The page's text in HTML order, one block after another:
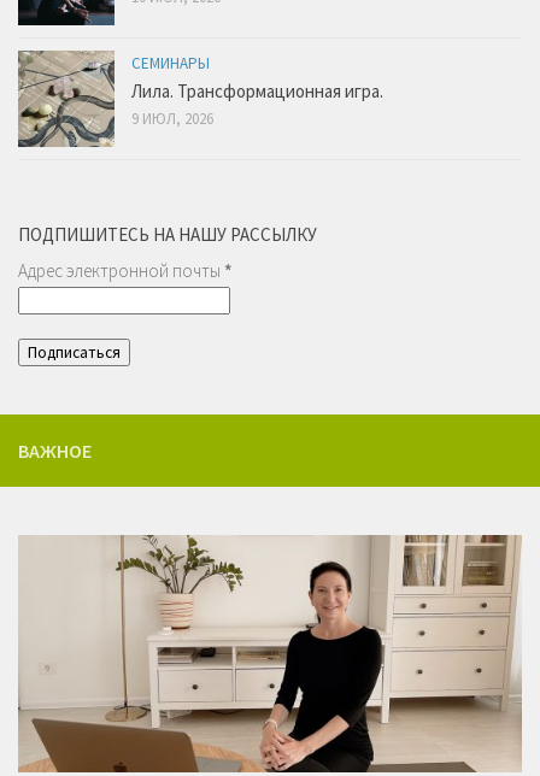
СЕМИНАРЫ
Лила. Трансформационная игра.
9 ИЮЛ, 2026
ПОДПИШИТЕСЬ НА НАШУ РАССЫЛКУ
Адрес электронной почты *
ВАЖНОЕ